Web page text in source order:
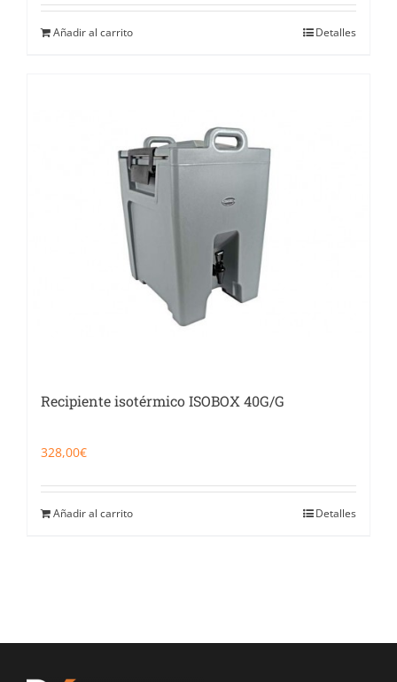
Añadir al carrito Detalles
Recipiente isotérmico ISOBOX 40G/G
328,00€
Añadir al carrito Detalles